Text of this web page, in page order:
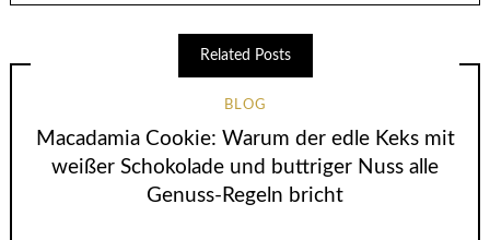
Related Posts
BLOG
Macadamia Cookie: Warum der edle Keks mit
weißer Schokolade und buttriger Nuss alle
Genuss-Regeln bricht